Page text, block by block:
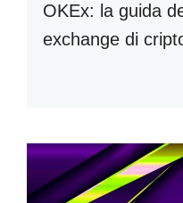
OKEx: la guida
exchange di